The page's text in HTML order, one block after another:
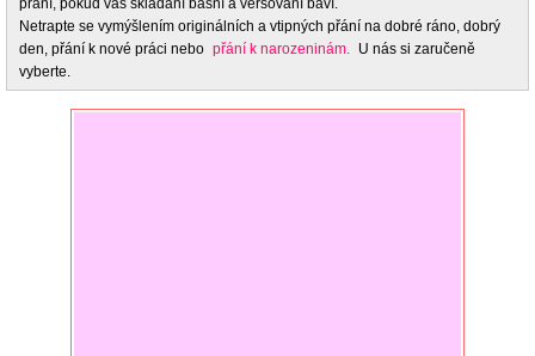
přání, pokud vás skládání básní a veršování baví.
Netrapte se vymýšlením originálních a vtipných přání na dobré ráno, dobrý
den, přání k nové práci nebo přání k narozeninám. U nás si zaručeně
vyberte.